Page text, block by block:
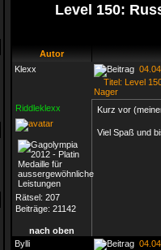
Level 150:
Autor
Klexx
Titel: Level
Nager
Riddleklexx
Rätsel: 207
Beiträge: 21142
Kurz vor
Viel Spaß und
nach oben
Bylli